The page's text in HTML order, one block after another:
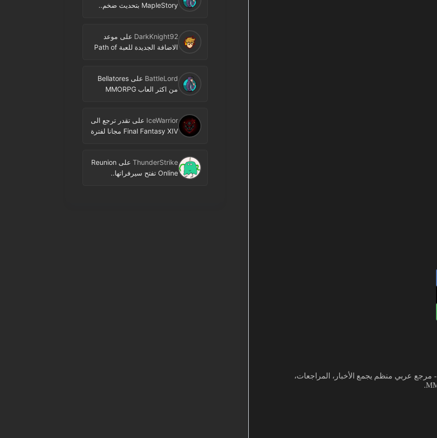
شغفي بألعاب MMO دفعني لتأسيس MMOARAB - مرجع عربي منظم يجمع الأخبار، المراجعات،
MapleStory بتحديث ضخم..
DarkKnight92 على موعد
الاضافة الجديدة للعبة Path of
BattleLord علىBellatores
من اكثر العاب MMORPG
النشر
IceWarrior علىتقدر ترجع الى
Final Fantasy XIV مجانا لفترة
ThunderStrike على Reunion
Online تفتح سيرفراتها..